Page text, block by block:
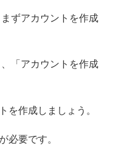
ずアカウントを作成
「アカウントを作成
を作成しましょう。
必要です。